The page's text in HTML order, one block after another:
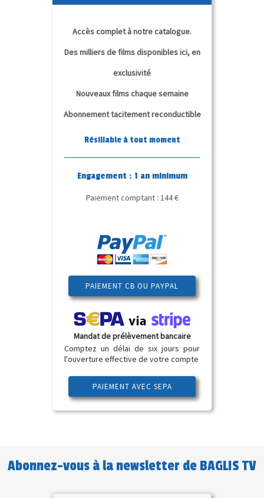
Accès complet à notre catalogue.
Des milliers de films disponibles ici, en
exclusivité
Nouveaux films chaque semaine
Abonnement tacitement reconductible
Résiliable à tout moment
Engagement : 1 an minimum
Paiement comptant : 144 €
PAIEMENT CB OU PAYPAL
Mandat de prélèvement bancaire
Comptez un délai de six jours pour
l'ouverture effective de votre compte
PAIEMENT AVEC SEPA
Abonnez-vous à la newsletter de BAGLIS TV